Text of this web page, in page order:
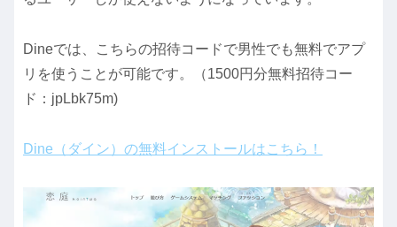
Dineでは、こちらの招待コードで男性でも無料でアプ
リを使うことが可能です。（1500円分無料招待コー
ド：jpLbk75m)
Dine（ダイン）の無料インストールはこちら！